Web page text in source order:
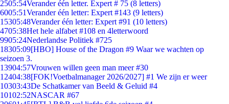
2505:54Verander één letter. Expert # 75 (8 letters)
6005:51Verander één letter: Expert #143 (9 letters)
15305:48Verander één letter: Expert #91 (10 letters)
4705:38Het hele alfabet #108 en 4letterwoord
9905:24Nederlandse Politiek #725
18305:09[HBO] House of the Dragon #9 Waar we wachten op
seizoen 3.
13904:57Vrouwen willen geen man meer #30
12404:38[FOK!Voetbalmanager 2026/2027] #1 We zijn er weer
10303:43De Schatkamer van Beeld & Geluid #4
10102:52NASCAR #67